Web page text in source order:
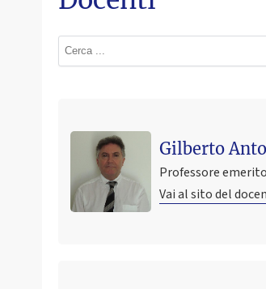
Gilberto
Professore emerito
Vai al sito del